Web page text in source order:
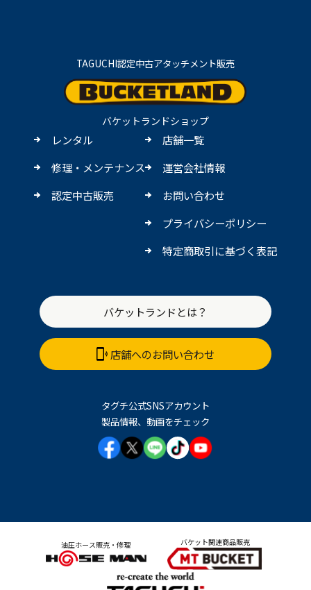
TAGUCHI認定中古アタッチメント販売
バケットランドショップ
レンタル
修理・メンテナンス
認定中古販売
店舗一覧
運営会社情報
お問い合わせ
プライバシーポリシー
特定商取引に基づく表記
バケットランドとは？
店舗へのお問い合わせ
タグチ公式SNSアカウント
製品情報、動画をチェック
油圧ホース販売・修理 バケット関連商品販売